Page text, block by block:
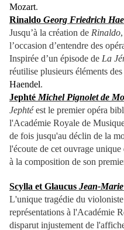
Mozart.
Rinaldo Georg Friedrich
Jusqu’à la création de Rinaldo
l’occasion d’entendre des
Inspirée d’un épisode de La
réutilise plusieurs éléments
Haendel.
Jephté Michel Pignolet de
Jephtéest le premier opéra
l'Académie Royale de
de fois jusqu'au déclin de la
l'écoute de cet ouvrage unique
à la composition de son
Scylla et Glaucus Jean-
L'unique tragédie du
représentations à l'Académie
disparut injustement de